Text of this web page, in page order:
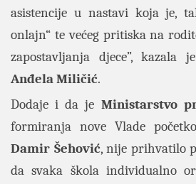
asistencije u nastavi koja je,
onlajn“ te većeg pritiska na
zapostavljanja djece”, kazala
Anđela Miličić.
Dodaje i da je Ministarstvo
formiranja nove Vlade
Damir Šehović, nije prihvatilo
da svaka škola individualno